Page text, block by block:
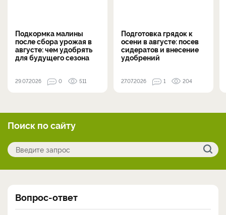
Подкормка малины
после сбора урожая в
августе: чем удобрять
для будущего сезона
29.07.2026 0 511
Подготовка грядок к
осени в августе: посев
сидератов и внесение
удобрений
27.07.2026 1 204
Поиск по сайту
Вопрос-ответ